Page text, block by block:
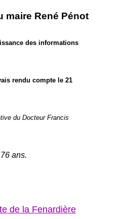
maire René Pénot
des informations
rendu compte le 21
du Docteur Francis
ans.
de la Fenardière